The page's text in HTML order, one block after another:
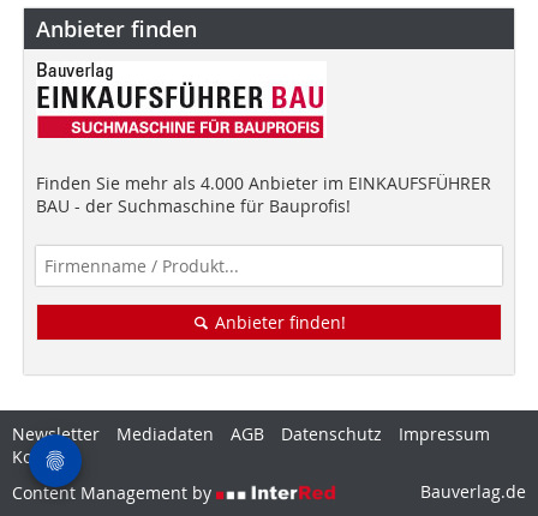
Anbieter finden
Finden Sie mehr als 4.000 Anbieter im EINKAUFSFÜHRER
BAU - der Suchmaschine für Bauprofis!
Anbieter finden!
Newsletter Mediadaten AGB Datenschutz
Impressum
Kontakt
Content Management by
Bauverlag.de